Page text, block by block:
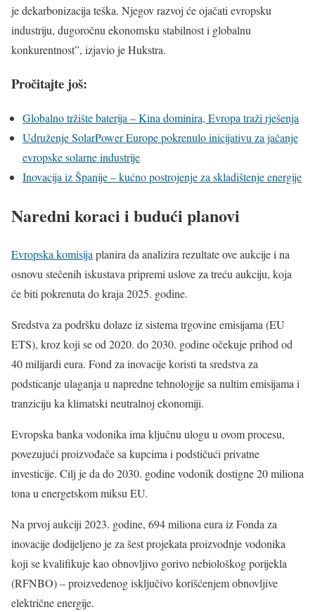
je dekarbonizacija teška. Njegov razvoj će ojačati evropsku
industriju, dugoročnu ekonomsku stabilnost i globalnu
konkurentnost”, izjavio je Hukstra.
Pročitajte još:
Globalno tržište baterija – Kina dominira, Evropa traži rješenja
Udruženje SolarPower Europe pokrenulo inicijativu za jačanje
evropske solarne industrije
Inovacija iz Španije – kućno postrojenje za skladištenje energije
Naredni koraci i budući planovi
Evropska komisija planira da analizira rezultate ove aukcije i na
osnovu stečenih iskustava pripremi uslove za treću aukciju, koja
će biti pokrenuta do kraja 2025. godine.
Sredstva za podršku dolaze iz sistema trgovine emisijama (EU
ETS), kroz koji se od 2020. do 2030. godine očekuje prihod od
40 milijardi eura. Fond za inovacije koristi ta sredstva za
podsticanje ulaganja u napredne tehnologije sa nultim emisijama i
tranziciju ka klimatski neutralnoj ekonomiji.
Evropska banka vodonika ima ključnu ulogu u ovom procesu,
povezujući proizvođače sa kupcima i podstičući privatne
investicije. Cilj je da do 2030. godine vodonik dostigne 20 miliona
tona u energetskom miksu EU.
Na prvoj aukciji 2023. godine, 694 miliona eura iz Fonda za
inovacije dodijeljeno je za šest projekata proizvodnje vodonika
koji se kvalifikuje kao obnovljivo gorivo nebiološkog porijekla
(RFNBO) – proizvedenog isključivo korišćenjem obnovljive
električne energije.